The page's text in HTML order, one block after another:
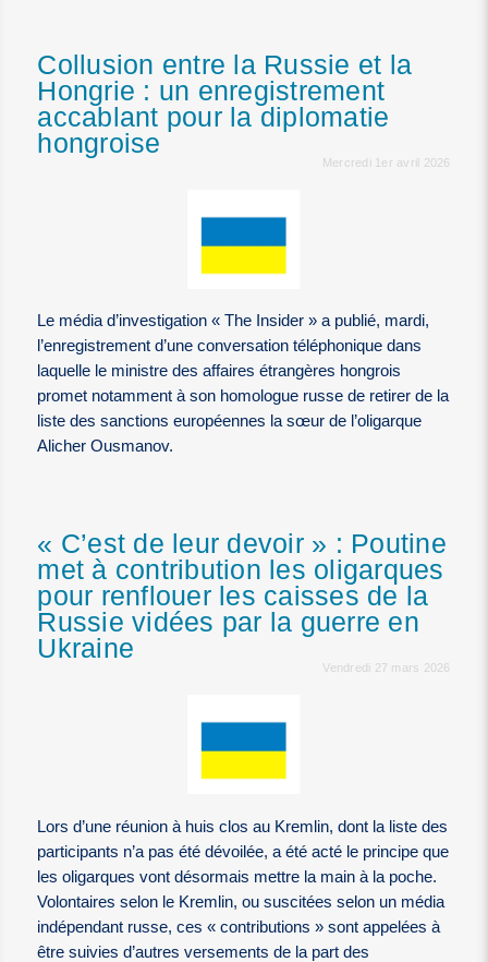
Collusion entre la Russie et la
Hongrie : un enregistrement
accablant pour la diplomatie
hongroise
Mercredi 1er avril 2026
Le média d’investigation « The Insider » a publié, mardi,
l’enregistrement d’une conversation téléphonique dans
laquelle le ministre des affaires étrangères hongrois
promet notamment à son homologue russe de retirer de la
liste des sanctions européennes la sœur de l’oligarque
Alicher Ousmanov.
« C’est de leur devoir » : Poutine
met à contribution les oligarques
pour renflouer les caisses de la
Russie vidées par la guerre en
Ukraine
Vendredi 27 mars 2026
Lors d’une réunion à huis clos au Kremlin, dont la liste des
participants n’a pas été dévoilée, a été acté le principe que
les oligarques vont désormais mettre la main à la poche.
Volontaires selon le Kremlin, ou suscitées selon un média
indépendant russe, ces « contributions » sont appelées à
être suivies d’autres versements de la part des